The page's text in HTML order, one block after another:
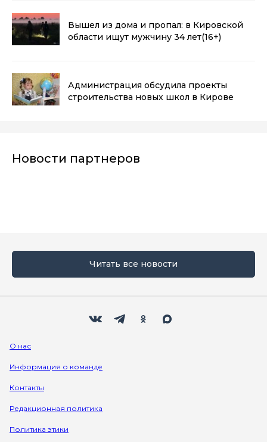
Вышел из дома и пропал: в Кировской
области ищут мужчину 34 лет(16+)
Администрация обсудила проекты
строительства новых школ в Кирове
Новости партнеров
Читать все новости
О нас
Информация о команде
Контакты
Редакционная политика
Политика этики